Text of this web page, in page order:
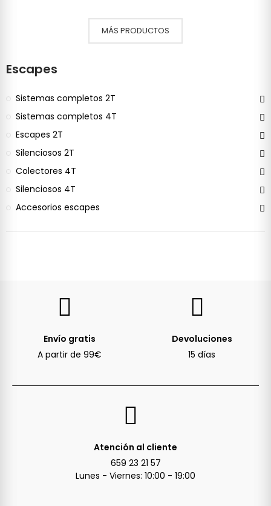
MÁS PRODUCTOS
Escapes
Sistemas completos 2T
Sistemas completos 4T
Escapes 2T
Silenciosos 2T
Colectores 4T
Silenciosos 4T
Accesorios escapes
Envío gratis
A partir de 99€
Devoluciones
15 días
Atención al cliente
659 23 21 57
Lunes - Viernes: 10:00 - 19:00